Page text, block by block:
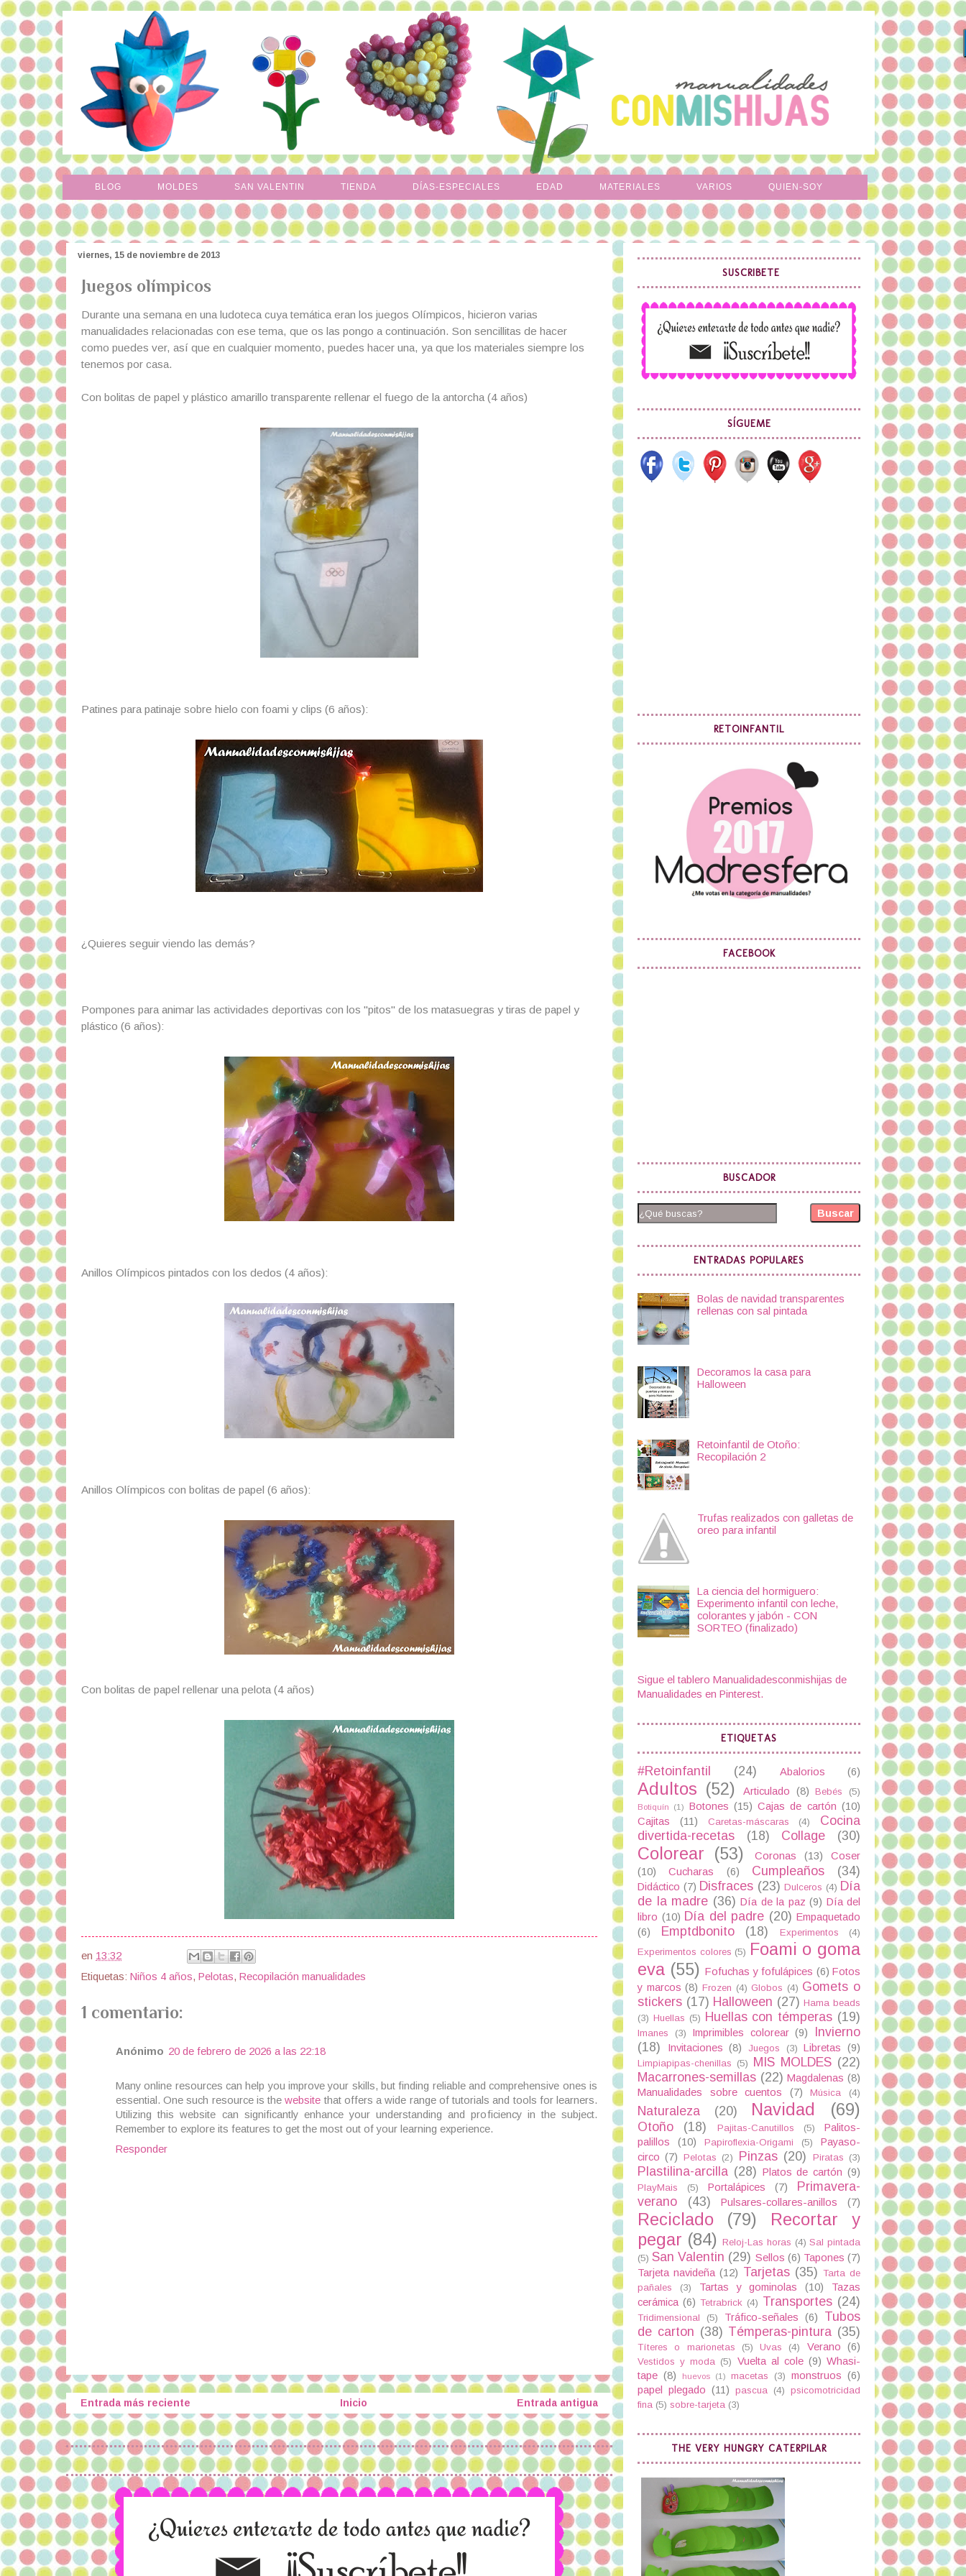
BLOG MOLDES SAN VALENTIN TIENDA DÍAS-ESPECIALES EDAD MATERIALES VARIOS QUIEN-SOY
viernes, 15 de noviembre de 2013
Juegos olímpicos
Durante una semana en una ludoteca cuya temática eran los juegos Olímpicos, hicieron varias
manualidades relacionadas con ese tema, que os las pongo a continuación. Son sencillitas de hacer
como puedes ver, así que en cualquier momento, puedes hacer una, ya que los materiales siempre los
tenemos por casa.
Con bolitas de papel y plástico amarillo transparente rellenar el fuego de la antorcha (4 años)
Patines para patinaje sobre hielo con foami y clips (6 años):
¿Quieres seguir viendo las demás?
Pompones para animar las actividades deportivas con los "pitos" de los matasuegras y tiras de papel y
plástico (6 años):
Anillos Olímpicos pintados con los dedos (4 años):
Anillos Olímpicos con bolitas de papel (6 años):
Con bolitas de papel rellenar una pelota (4 años)
en 13:32
Etiquetas: Niños 4 años, Pelotas, Recopilación manualidades
1 comentario:
Anónimo 20 de febrero de 2026 a las 22:18
Many online resources can help you improve your skills, but finding reliable and comprehensive ones is
essential. One such resource is thewebsite that offers a wide range of tutorials and tools for learners.
Utilizing this website can significantly enhance your understanding and proficiency in the subject.
Remember to explore its features to get the most out of your learning experience.
Responder
Entrada más reciente Entrada antigua
Inicio
SUSCRIBETE
SÍGUEME
RETOINFANTIL
FACEBOOK
BUSCADOR
Buscar
ENTRADAS POPULARES
Bolas de navidad transparentes
rellenas con sal pintada
Decoramos la casa para
Halloween
Retoinfantil de Otoño:
Recopilación 2
Trufas realizados con galletas de
oreo para infantil
La ciencia del hormiguero:
Experimento infantil con leche,
colorantes y jabón - CON
SORTEO (finalizado)
Sigue el tablero Manualidadesconmishijas de
Manualidades en Pinterest.
ETIQUETAS
#Retoinfantil (24) Abalorios (6)
Adultos (52) Articulado (8) Bebés (5)
Botiquín (1) Botones (15) Cajas de cartón (10)
Cajitas
(11) Caretas-máscaras (4)
Cocina
divertida-recetas
(18) Collage (30)
Colorear (53) Coronas (13)
Coser
(10)
Cucharas (6) Cumpleaños (34)
Didáctico (7) Disfraces (23) Dulceros (4) Día
de la madre (36) Día de la paz (9) Día del
libro (10) Día del padre (20) Empaquetado
(6)
Emptdbonito (18) Experimentos
(4)
Experimentos colores (5) Foami o goma
eva (55) Fofuchas y fofulápices (6) Fotos
y marcos (8) Frozen (4) Globos (4) Gomets o
stickers (17) Halloween (27) Hama beads
(3) Huellas (5) Huellas con témperas (19)
Imanes (3) Imprimibles colorear (9)
Invierno
(18)
Invitaciones (8) Juegos (3) Libretas (9)
Limpiapipas-chenillas (5) MIS MOLDES (22)
Macarrones-semillas (22) Magdalenas (8)
Manualidades sobre cuentos
(7) Música (4)
Naturaleza (20) Navidad (69)
Otoño (18) Pajitas-Canutillos (5)
Palitos-
palillos
(10) Papiroflexia-Origami (5)
Payaso-
circo (7) Pelotas (2) Pinzas (20) Piratas (3)
Plastilina-arcilla (28) Platos de cartón (9)
PlayMais (5) Portalápices (7)
Primavera-
verano
(43) Pulsares-collares-anillos (7)
Reciclado (79)
Recortar y
pegar (84) Reloj-Las horas (4) Sal pintada
(5) San Valentin (29) Sellos (6) Tapones (7)
Tarjeta navideña (12) Tarjetas (35) Tarta de
pañales
(3) Tartas y gominolas (10)
Tazas
cerámica (6) Tetrabrick (4) Transportes (24)
Tridimensional (5) Tráfico-señales (6)
Tubos
de carton (38) Témperas-pintura (35)
Títeres o marionetas (5) Uvas (4) Verano (6)
Vestidos y moda (5) Vuelta al cole (9) Whasi-
tape (8) huevos (1) macetas (3) monstruos (6)
papel plegado (11) pascua (4) psicomotricidad
fina (5) sobre-tarjeta (3)
THE VERY HUNGRY CATERPILAR